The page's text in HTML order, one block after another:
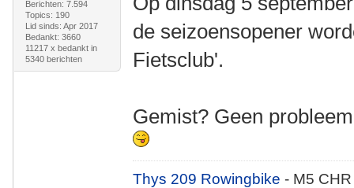
Berichten: 7.594
Topics: 190
Lid sinds: Apr 2017
Bedankt: 3660
11217 x bedankt in
5340 berichten
de seizoensopener
Fietsclub'.
Gemist? Geen
Thys 209 Rowingbike- M5